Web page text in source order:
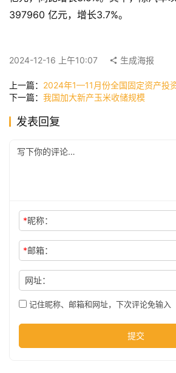
首
讯
司
尚
科
397960 亿元，增长3.7%。
2024-12-16 上午10:07 生成海报
上一篇： 2024年1—11月份全国固定资产投
下一篇： 我国加大新产玉米收储规模
发表回复
*昵称：
*邮箱：
网址：
记住昵称、邮箱和网址，下次评论免输入
提交